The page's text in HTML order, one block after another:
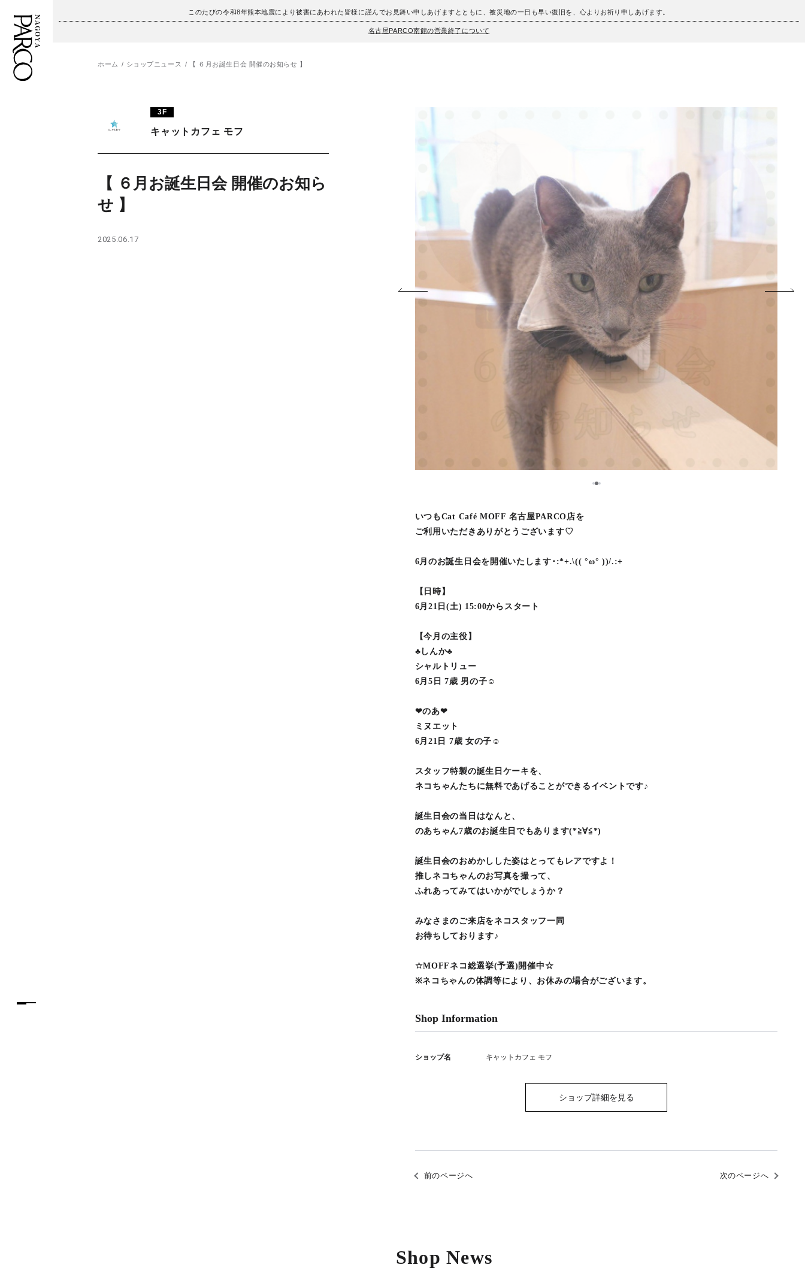
このたびの令和8年熊本地震により被害にあわれた皆様に謹んでお見舞い申しあげますとともに、被災地の一日も早い復旧を、心よりお祈り申しあげます。
名古屋PARCO南館の営業終了について
施設案内・アクセス
レストラン・カフェ
TAX FREE
ภาษาไทย
ホーム ショップニュース 【 ６月お誕生日会 開催のお知らせ 】
3F
キャットカフェ モフ
【 ６月お誕生日会 開催のお知ら
せ 】
2025.06.17
123
いつもCat Café MOFF 名古屋PARCO店を
ご利用いただきありがとうございます♡
6月のお誕生日会を開催いたします･:*+.\(( °ω° ))/.:+
【日時】
6月21日(土) 15:00からスタート
【今月の主役】
♣︎しんか♣︎
シャルトリュー
6月5日 7歳 男の子☺︎
❤︎のあ❤︎
ミヌエット
6月21日 7歳 女の子☺︎
スタッフ特製の誕生日ケーキを、
ネコちゃんたちに無料であげることができるイベントです♪
誕生日会の当日はなんと、
のあちゃん7歳のお誕生日でもあります(*≧∀≦*)
誕生日会のおめかしした姿はとってもレアですよ！
推しネコちゃんのお写真を撮って、
ふれあってみてはいかがでしょうか？
みなさまのご来店をネコスタッフ一同
お待ちしております♪
☆MOFFネコ総選挙(予選)開催中☆
※ネコちゃんの体調等により、お休みの場合がございます。
Shop Information
ショップ名 キャットカフェ モフ
ショップ詳細を見る
前のページへ 次のページへ
Shop News